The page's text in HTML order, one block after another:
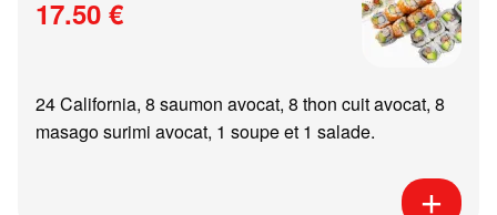
17.50 €
24 California, 8 saumon avocat, 8 thon cuit avocat, 8
masago surimi avocat, 1 soupe et 1 salade.